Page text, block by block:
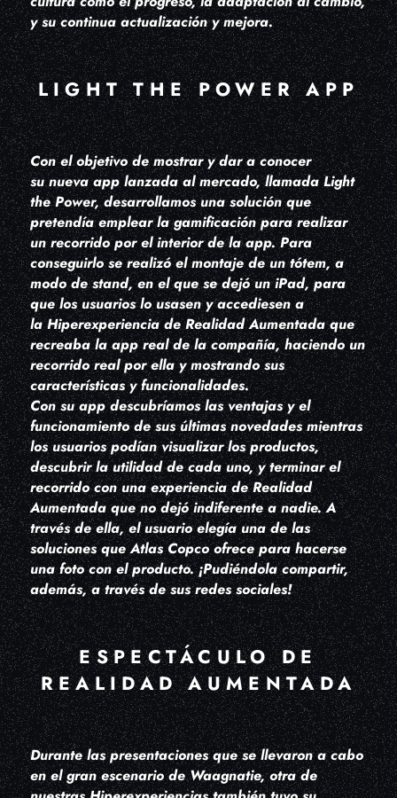
y su continua actualización y mejora.
LIGHT THE POWER APP
Con el objetivo de mostrar y dar a conocer
su nueva app lanzada al mercado, llamada Light
the Power, desarrollamos una solución que
pretendía emplear la gamificación para realizar
un recorrido por el interior de la app. Para
conseguirlo se realizó el montaje de un tótem, a
modo de stand, en el que se dejó un iPad, para
que los usuarios lo usasen y accediesen a
la Hiperexperiencia de Realidad Aumentada que
recreaba la app real de la compañía, haciendo un
recorrido real por ella y mostrando sus
características y funcionalidades.
Con su app descubríamos las ventajas y el
funcionamiento de sus últimas novedades mientras
los usuarios podían visualizar los productos,
descubrir la utilidad de cada uno, y terminar el
recorrido con una experiencia de Realidad
Aumentada que no dejó indiferente a nadie. A
través de ella, el usuario elegía una de las
soluciones que Atlas Copco ofrece para hacerse
una foto con el producto. ¡Pudiéndola compartir,
además, a través de sus redes sociales!
ESPECTÁCULO DE
REALIDAD AUMENTADA
Durante las presentaciones que se llevaron a cabo
en el gran escenario de Waagnatie, otra de